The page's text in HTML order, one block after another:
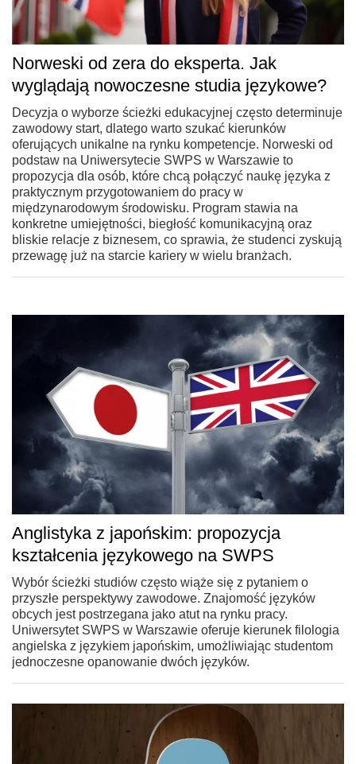
Norweski od zera do eksperta. Jak
wyglądają nowoczesne studia językowe?
Decyzja o wyborze ścieżki edukacyjnej często determinuje
zawodowy start, dlatego warto szukać kierunków
oferujących unikalne na rynku kompetencje. Norweski od
podstaw na Uniwersytecie SWPS w Warszawie to
propozycja dla osób, które chcą połączyć naukę języka z
praktycznym przygotowaniem do pracy w
międzynarodowym środowisku. Program stawia na
konkretne umiejętności, biegłość komunikacyjną oraz
bliskie relacje z biznesem, co sprawia, że studenci zyskują
przewagę już na starcie kariery w wielu branżach.
Anglistyka z japońskim: propozycja
kształcenia językowego na SWPS
Wybór ścieżki studiów często wiąże się z pytaniem o
przyszłe perspektywy zawodowe. Znajomość języków
obcych jest postrzegana jako atut na rynku pracy.
Uniwersytet SWPS w Warszawie oferuje kierunek filologia
angielska z językiem japońskim, umożliwiając studentom
jednoczesne opanowanie dwóch języków.